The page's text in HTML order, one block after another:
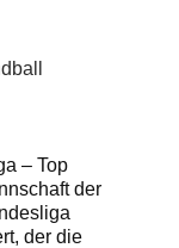
– Top
der
der die